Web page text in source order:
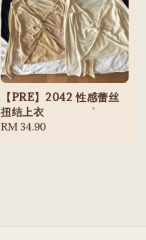
【PRE】2042 性感蕾丝
扭结上衣
Regular
RM 34.90